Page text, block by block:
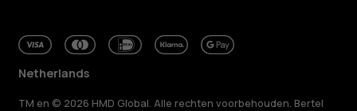
Netherlands
TM en © 2026 HMD Global. Alle rechten voorbehouden. Bertel